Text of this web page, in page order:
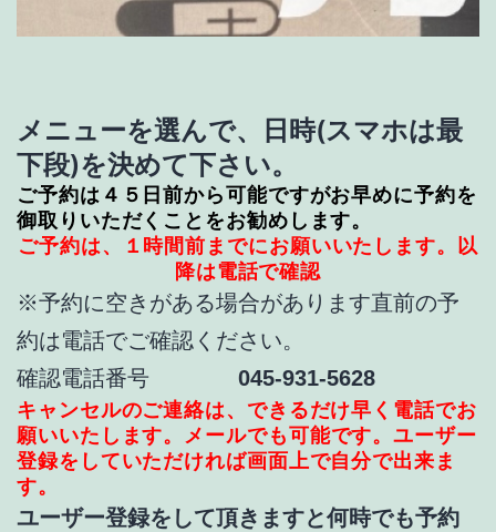
メニューを選んで、日時(スマホは最
下段)を決めて下さい。
ご予約は４５日前から可能ですがお早めに予約を
御取りいただくことをお勧めします。
ご予約は、１時間前までにお願いいたします。以
降は電話で確認
※予約に空きがある場合があります直前の予
約は電話でご確認ください。
確認電話番号 045-931-5628
キャンセルのご連絡は、できるだけ早く電話でお
願いいたします。メールでも可能です。ユーザー
登録をしていただければ画面上で自分で出来ま
す。
ユーザー登録をして頂きますと何時でも予約